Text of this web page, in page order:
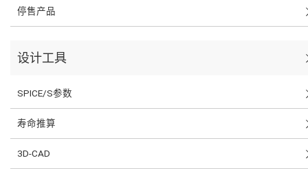
停售产品
设计工具
SPICE/S参数
寿命推算
3D-CAD